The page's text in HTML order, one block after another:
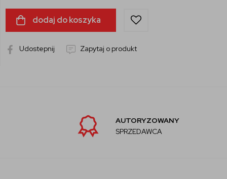
dodaj do koszyka
Udostepnij Zapytaj o produkt
AUTORYZOWANY
SPRZEDAWCA